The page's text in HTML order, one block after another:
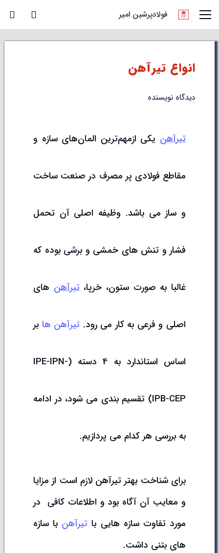
فولادپرشین امیر
انواع تیرآهن
دیدگاه نویسنده
تیرآهن یکی ازمهم‌ترین المان‌های سازه و
مقاطع فولادی پر مصرف در صنعت ساخت
و ساز می باشد. وظیفه اصلی آن تحمل
فشار و تنش های خمشی و برشی بوده که
غالبا به صورت ستون، خرپا،تیرآهن های
اصلی و فرعی به کار می رود. تیرآهن ها بر
اساس استاندارد به 4 دسته (IPE-IPN-
IPB-CEP) تقسیم بندی می شود، در ادامه
به بررسی هر کدام می پردازیم.
برای شناخت بهتر تیرآهن لازم است از مزایا
و معایب آن آگاه بود و اطلاعات کافی در
مورد تفاوت سازه هایی با تیرآهن با سازه
های بتنی داشت.